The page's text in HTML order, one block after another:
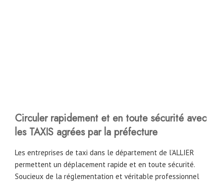
Circuler rapidement et en toute sécurité avec
les TAXIS agrées par la préfecture
Les entreprises de taxi dans le département de l’ALLIER
permettent un déplacement rapide et en toute sécurité.
Soucieux de la réglementation et véritable professionnel